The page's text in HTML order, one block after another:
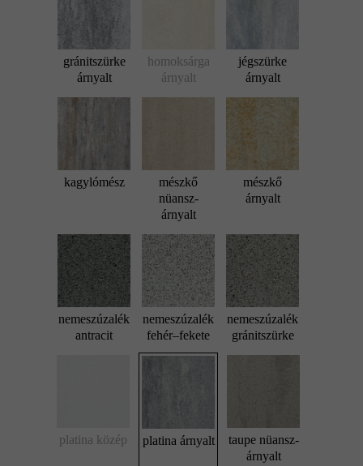
gránitszürke
árnyalt
homoksárga
árnyalt
jégszürke
árnyalt
kagylómész
mészkő
nüansz-
árnyalt
mészkő
árnyalt
nemeszúzalék
antracit
nemeszúzalék
fehér–fekete
nemeszúzalék
gránitszürke
platina közép platina árnyalt
taupe nüansz-
árnyalt